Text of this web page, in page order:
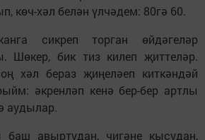
көч-хәл белән үлчәдем: 80гә 60.
сикреп торган өйдәгеләр
Шөкер, бик тиз килеп җиттеләр.
хәл бераз җиңеләеп киткәндәй
әкренләп кенә бер-бер артлы
аудылар.
авыртудан, чигәне кысудан,